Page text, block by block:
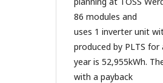
86 modules and
uses 1 inverter unit
produced by PLTS for
year is 52,955kWh.
with a payback